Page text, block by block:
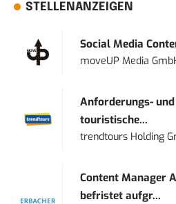
STELLENANZEIGEN
Social Media
moveUP Media
Anforderungs-
touristische...
trendtours Holding
Content Manager
befristet aufgr...